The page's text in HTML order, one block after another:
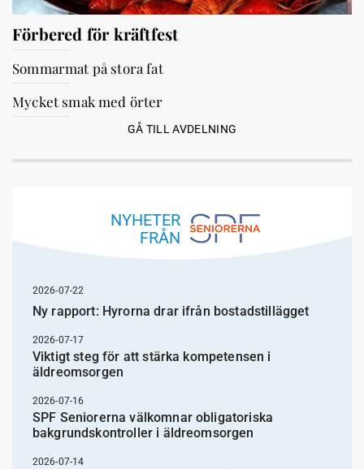
Förbered för kräftfest
Sommarmat på stora fat
Mycket smak med örter
GÅ TILL AVDELNING
NYHETER
FRÅN
2026-07-22
Ny rapport: Hyrorna drar ifrån bostadstillägget
2026-07-17
Viktigt steg för att stärka kompetensen i
äldreomsorgen
2026-07-16
SPF Seniorerna välkomnar obligatoriska
bakgrundskontroller i äldreomsorgen
2026-07-14